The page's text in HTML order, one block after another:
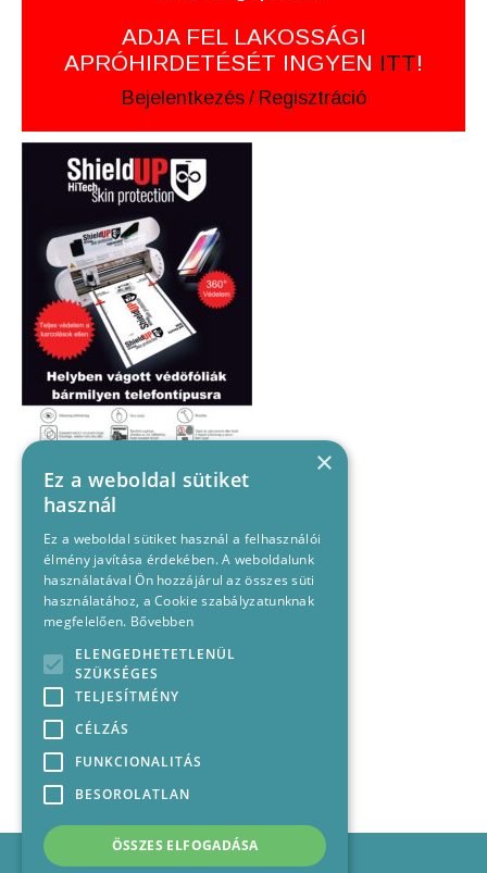
ADJA FEL LAKOSSÁGI
APRÓHIRDETÉSÉT INGYEN ITT!
Bejelentkezés / Regisztráció
Impresszum
×
Ez a weboldal sütiket
használ
Ez a weboldal sütiket használ a felhasználói
élmény javítása érdekében. A weboldalunk
használatával Ön hozzájárul az összes süti
használatához, a Cookie szabályzatunknak
megfelelően. Bővebben
ELENGEDHETETLENÜL
SZÜKSÉGES
TELJESÍTMÉNY
CÉLZÁS
FUNKCIONALITÁS
BESOROLATLAN
ÖSSZES ELFOGADÁSA